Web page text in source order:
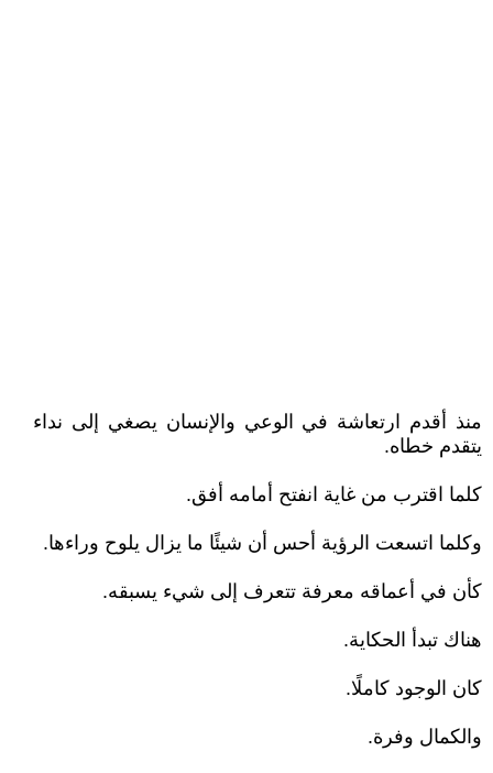
منذ أقدم ارتعاشة في الوعي والإنسان يصغي إلى نداء
يتقدم خطاه.
كلما اقترب من غاية انفتح أمامه أفق.
وكلما اتسعت الرؤية أحس أن شيئًا ما يزال يلوح وراءها.
كأن في أعماقه معرفة تتعرف إلى شيء يسبقه.
هناك تبدأ الحكاية.
كان الوجود كاملًا.
والكمال وفرة.